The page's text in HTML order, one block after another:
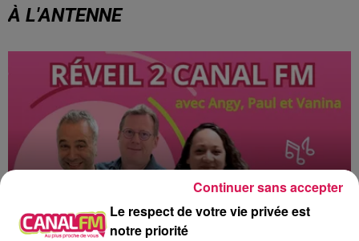
À L'ANTENNE
Le respect de votre vie privée est
notre priorité
Continuer sans accepter